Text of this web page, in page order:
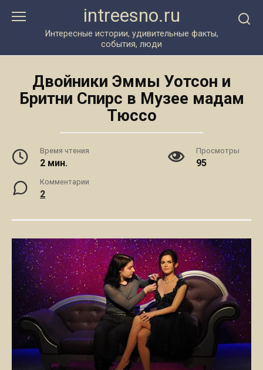
intreesno.ru
Интересные истории, удивительные факты,
события, люди
Двойники Эммы Уотсон и
Бритни Спирс в Музее мадам
Тюссо
Время чтения
2 мин.
Просмотры
95
Комментарии
2